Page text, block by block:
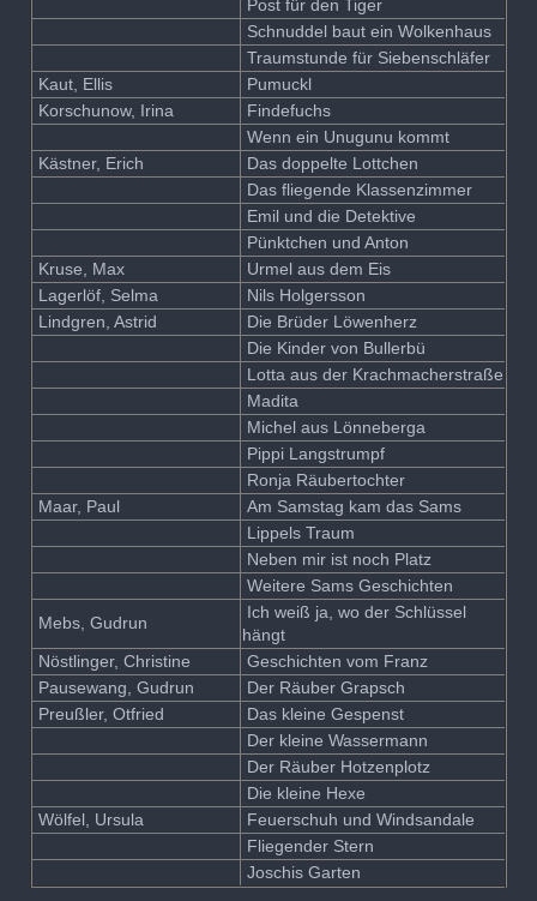
Post für den Tiger
Schnuddel baut ein Wolkenhaus
Traumstunde für Siebenschläfer
Kaut, Ellis
Pumuckl
Korschunow, Irina
Findefuchs
Wenn ein Unugunu kommt
Kästner, Erich
Das doppelte Lottchen
Das fliegende Klassenzimmer
Emil und die Detektive
Pünktchen und Anton
Kruse, Max
Urmel aus dem Eis
Lagerlöf, Selma
Nils Holgersson
Lindgren, Astrid
Die Brüder Löwenherz
Die Kinder von Bullerbü
Lotta aus der Krachmacherstraße
Madita
Michel aus Lönneberga
Pippi Langstrumpf
Ronja Räubertochter
Maar, Paul
Am Samstag kam das Sams
Lippels Traum
Neben mir ist noch Platz
Weitere Sams Geschichten
Mebs, Gudrun
Ich weiß ja, wo der Schlüssel
hängt
Nöstlinger, Christine
Geschichten vom Franz
Pausewang, Gudrun
Der Räuber Grapsch
Preußler, Otfried
Das kleine Gespenst
Der kleine Wassermann
Der Räuber Hotzenplotz
Die kleine Hexe
Wölfel, Ursula
Feuerschuh und Windsandale
Fliegender Stern
Joschis Garten